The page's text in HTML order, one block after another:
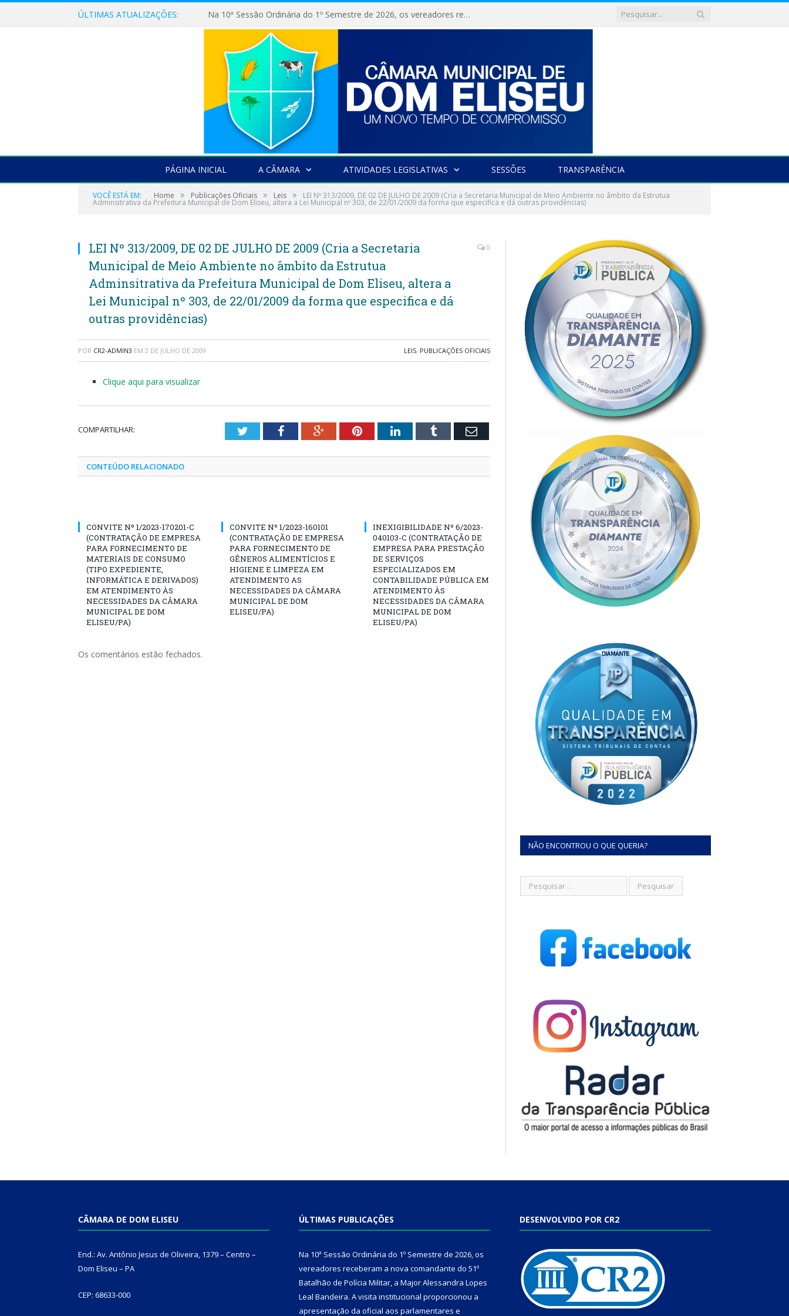
ÚLTIMAS ATUALIZAÇÕES: Na 10ª Sessão Ordinária do 1º Semestre de 2026, os vereadores receberam a nova comandante do 51º Batalhão de Polícia Militar, a Major Alessandra Lopes Leal Bandeira. A visita institucional proporcionou a apresentação da oficial aos parlamentares e reforçou o compromisso de cooperação entre a Polícia Militar e o Poder Legislativo em prol da segurança da população.
PÁGINA INICIAL A CÂMARA ATIVIDADES LEGISLATIVAS SESSÕES TRANSPARÊNCIA
VOCÊ ESTÁ EM: Home » Publicações Oficiais » Leis » LEI Nº 313/2009, DE 02 DE JULHO DE 2009 (Cria a Secretaria Municipal de Meio Ambiente no âmbito da Estrutua
Adminsitrativa da Prefeitura Municipal de Dom Eliseu, altera a Lei Municipal nº 303, de 22/01/2009 da forma que especifica e dá outras providências)
LEI Nº 313/2009, DE 02 DE JULHO DE 2009 (Cria a Secretaria
Municipal de Meio Ambiente no âmbito da Estrutua
Adminsitrativa da Prefeitura Municipal de Dom Eliseu, altera a
Lei Municipal nº 303, de 22/01/2009 da forma que especifica e dá
outras providências)
0
POR CR2-ADMIN3 EM 2 DE JULHO DE 2009 LEIS, PUBLICAÇÕES OFICIAIS
Clique aqui para visualizar
COMPARTILHAR: TwitterFacebookGoogle+PinterestLinkedInTumblr Email
CONTEÚDO RELACIONADO
CONVITE Nº 1/2023-170201-C
(CONTRATAÇÃO DE EMPRESA
PARA FORNECIMENTO DE
MATERIAIS DE CONSUMO
(TIPO EXPEDIENTE,
INFORMÁTICA E DERIVADOS)
EM ATENDIMENTO ÀS
NECESSIDADES DA CÂMARA
MUNICIPAL DE DOM
ELISEU/PA)
CONVITE Nº 1/2023-160101
(CONTRATAÇÃO DE EMPRESA
PARA FORNECIMENTO DE
GÊNEROS ALIMENTÍCIOS E
HIGIENE E LIMPEZA EM
ATENDIMENTO AS
NECESSIDADES DA CÂMARA
MUNICIPAL DE DOM
ELISEU/PA)
INEXIGIBILIDADE Nº 6/2023-
040103-C (CONTRATAÇÃO DE
EMPRESA PARA PRESTAÇÃO
DE SERVIÇOS
ESPECIALIZADOS EM
CONTABILIDADE PÚBLICA EM
ATENDIMENTO ÀS
NECESSIDADES DA CÂMARA
MUNICIPAL DE DOM
ELISEU/PA)
Os comentários estão fechados.
NÃO ENCONTROU O QUE QUERIA?
CÂMARA DE DOM ELISEU
End.: Av. Antônio Jesus de Oliveira, 1379 – Centro –
Dom Eliseu – PA
CEP: 68633-000
ÚLTIMAS PUBLICAÇÕES
Na 10ª Sessão Ordinária do 1º Semestre de 2026, os
vereadores receberam a nova comandante do 51º
Batalhão de Polícia Militar, a Major Alessandra Lopes
Leal Bandeira. A visita institucional proporcionou a
apresentação da oficial aos parlamentares e
DESENVOLVIDO POR CR2